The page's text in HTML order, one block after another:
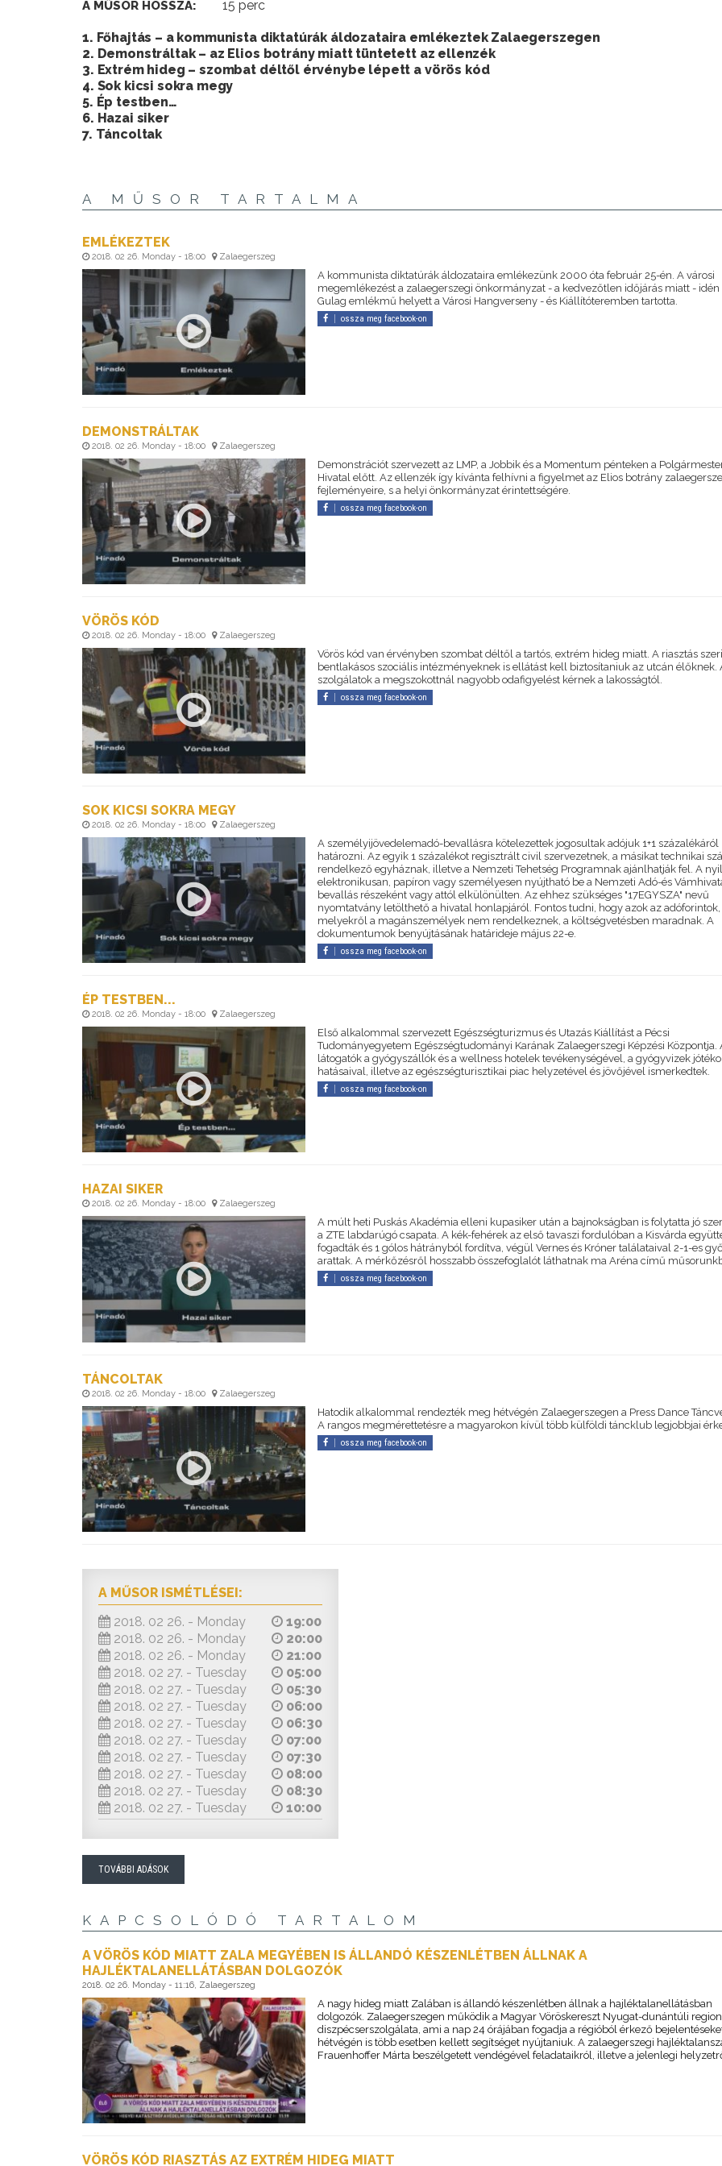
A MŰSOR HOSSZA: 15 perc
1. Főhajtás – a kommunista diktatúrák áldozataira emlékeztek Zalaegerszegen
2. Demonstráltak – az Elios botrány miatt tüntetett az ellenzék
3. Extrém hideg – szombat déltől érvénybe lépett a vörös kód
4. Sok kicsi sokra megy
5. Ép testben…
6. Hazai siker
7. Táncoltak
A MŰSOR TARTALMA
EMLÉKEZTEK
2018. 02 26. Monday - 18:00 Zalaegerszeg
A kommunista diktatúrák áldozataira emlékezünk 2000 óta február 25-én. A városi
megemlékezést a zalaegerszegi önkormányzat - a kedvezőtlen időjárás miatt - idén
Gulag emlékmű helyett a Városi Hangverseny - és Kiállítóteremben tartotta.
ossza meg facebook-on
DEMONSTRÁLTAK
2018. 02 26. Monday - 18:00 Zalaegerszeg
Demonstrációt szervezett az LMP, a Jobbik és a Momentum pénteken a
Hivatal előtt. Az ellenzék így kívánta felhívni a figyelmet az Elios botrány
fejleményeire, s a helyi önkormányzat érintettségére.
ossza meg facebook-on
VÖRÖS KÓD
2018. 02 26. Monday - 18:00 Zalaegerszeg
Vörös kód van érvényben szombat déltől a tartós, extrém hideg miatt. A riasztás
bentlakásos szociális intézményeknek is ellátást kell biztosítaniuk az utcán élőknek.
szolgálatok a megszokottnál nagyobb odafigyelést kérnek a lakosságtól.
ossza meg facebook-on
SOK KICSI SOKRA MEGY
2018. 02 26. Monday - 18:00 Zalaegerszeg
A személyijövedelemadó-bevallásra kötelezettek jogosultak adójuk 1+1 százalékáról
határozni. Az egyik 1 százalékot regisztrált civil szervezetnek, a másikat technikai
rendelkező egyháznak, illetve a Nemzeti Tehetség Programnak ajánlhatják fel. A
elektronikusan, papíron vagy személyesen nyújtható be a Nemzeti Adó-és
bevallás részeként vagy attól elkülönülten. Az ehhez szükséges "17EGYSZA" nevű
nyomtatvány letölthető a hivatal honlapjáról. Fontos tudni, hogy azok az adóforintok,
melyekről a magánszemélyek nem rendelkeznek, a költségvetésben maradnak. A
dokumentumok benyújtásának határideje május 22-e.
ossza meg facebook-on
ÉP TESTBEN...
2018. 02 26. Monday - 18:00 Zalaegerszeg
Első alkalommal szervezett Egészségturizmus és Utazás Kiállítást a Pécsi
Tudományegyetem Egészségtudományi Karának Zalaegerszegi Képzési Központja.
látogatók a gyógyszállók és a wellness hotelek tevékenységével, a gyógyvizek
hatásaival, illetve az egészségturisztikai piac helyzetével és jövőjével ismerkedtek.
ossza meg facebook-on
HAZAI SIKER
2018. 02 26. Monday - 18:00 Zalaegerszeg
A múlt heti Puskás Akadémia elleni kupasiker után a bajnokságban is folytatta jó
a ZTE labdarúgó csapata. A kék-fehérek az első tavaszi fordulóban a Kisvárda
fogadták és 1 gólos hátrányból fordítva, végül Vernes és Króner találataival 2-1-es
arattak. A mérkőzésről hosszabb összefoglalót láthatnak ma Aréna című
ossza meg facebook-on
TÁNCOLTAK
2018. 02 26. Monday - 18:00 Zalaegerszeg
Hatodik alkalommal rendezték meg hétvégén Zalaegerszegen a Press Dance
A rangos megmérettetésre a magyarokon kívül több külföldi táncklub legjobbjai
ossza meg facebook-on
A MŰSOR ISMÉTLÉSEI:
2018. 02 26. - Monday
19:00
2018. 02 26. - Monday
20:00
2018. 02 26. - Monday
21:00
2018. 02 27. - Tuesday
05:00
2018. 02 27. - Tuesday
05:30
2018. 02 27. - Tuesday
06:00
2018. 02 27. - Tuesday
06:30
2018. 02 27. - Tuesday
07:00
2018. 02 27. - Tuesday
07:30
2018. 02 27. - Tuesday
08:00
2018. 02 27. - Tuesday
08:30
2018. 02 27. - Tuesday
10:00
TOVÁBBI ADÁSOK
KAPCSOLÓDÓ TARTALOM
A VÖRÖS KÓD MIATT ZALA MEGYÉBEN IS ÁLLANDÓ KÉSZENLÉTBEN ÁLLNAK A
HAJLÉKTALANELLÁTÁSBAN DOLGOZÓK
2018. 02 26. Monday - 11:16, Zalaegerszeg
A nagy hideg miatt Zalában is állandó készenlétben állnak a hajléktalanellátásban
dolgozók. Zalaegerszegen működik a Magyar Vöröskereszt Nyugat-dunántúli
diszpécserszolgálata, ami a nap 24 órájában fogadja a régióból érkező
hétvégén is több esetben kellett segítséget nyújtaniuk. A zalaegerszegi
Frauenhoffer Márta beszélgetett vendégével feladataikról, illetve a jelenlegi
VÖRÖS KÓD RIASZTÁS AZ EXTRÉM HIDEG MIATT